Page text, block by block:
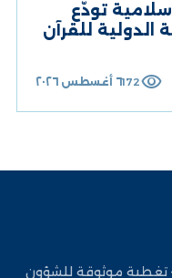
تودّع
الدولية للقرآن
٦ أغسطس ٢٠٢٦ visibility
172
— تغطية موثوقة للشؤون